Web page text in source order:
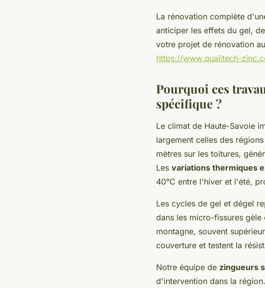
La rénovation complète
anticiper les effets du gel,
votre projet de rénovation
https://www.qualitech-
Pourquoi ces
spécifique ?
Le climat de Haute-Savoie
largement celles des
mètres sur les toitures,
Les variations thermiques
40°C entre l'hiver et l'été,
Les cycles de gel et dégel
dans les micro-fissures
montagne, souvent
couverture et testent la
Notre équipe de zingueurs
d'intervention dans la